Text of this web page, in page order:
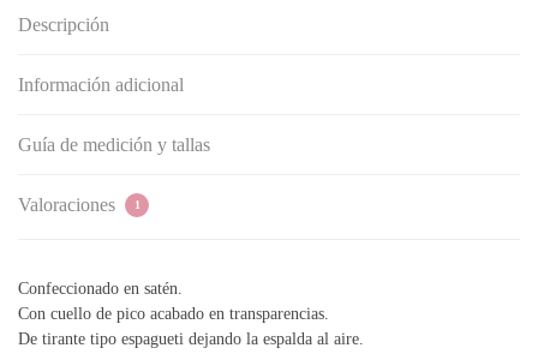
Descripción
Información adicional
Guía de medición y tallas
Valoraciones 1
Confeccionado en satén.
Con cuello de pico acabado en transparencias.
De tirante tipo espagueti dejando la espalda al aire.